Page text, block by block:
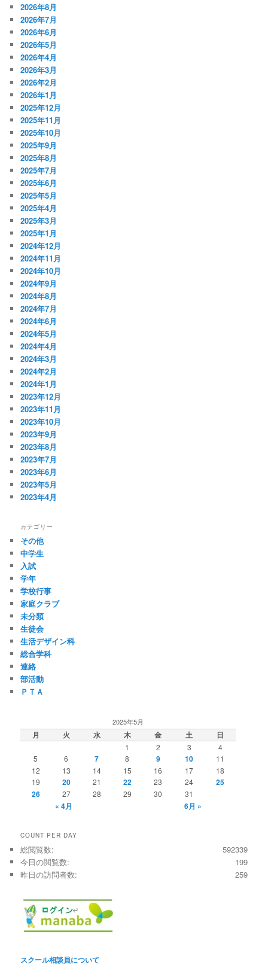
2026年8月
2026年7月
2026年6月
2026年5月
2026年4月
2026年3月
2026年2月
2026年1月
2025年12月
2025年11月
2025年10月
2025年9月
2025年8月
2025年7月
2025年6月
2025年5月
2025年4月
2025年3月
2025年1月
2024年12月
2024年11月
2024年10月
2024年9月
2024年8月
2024年7月
2024年6月
2024年5月
2024年4月
2024年3月
2024年2月
2024年1月
2023年12月
2023年11月
2023年10月
2023年9月
2023年8月
2023年7月
2023年6月
2023年5月
2023年4月
カテゴリー
その他
中学生
入試
学年
学校行事
家庭クラブ
未分類
生徒会
生活デザイン科
総合学科
連絡
部活動
ＰＴＡ
2025年5月
月 火 水 木 金 土 日
1 2 3
4
5
6 7 8 9 10
11
12
13 14 15 16 17
18
19
20 21 22 23 24
25
26
27 28 29 30 31
« 4月 6月 »
COUNT PER DAY
592339
総閲覧数:
199
今日の閲覧数:
259
昨日の訪問者数:
スクール相談員について